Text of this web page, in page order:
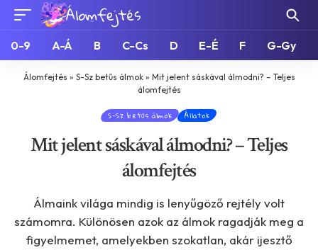
0-9 A-Á B C-Cs D E-É F G-Gy
Álomfejtés » S-Sz betűs álmok» Mit jelent sáskával álmodni? – Teljes
álomfejtés
S-Sz betűs álmok Állatok
Mit jelent sáskával álmodni? – Teljes
álomfejtés
Álmaink világa mindig is lenyűgöző rejtély volt
számomra. Különösen azok az álmok ragadják meg a
figyelmemet, amelyekben szokatlan, akár ijesztő